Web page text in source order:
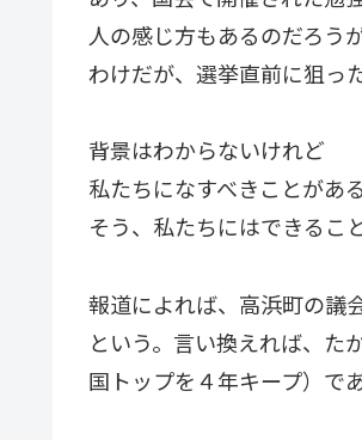
人の感じ方もあるのだろう
わけだが、選挙直前に狙っ
背景はわからないけれど
私たちになすべきことがあ
そう、私たちにはできるこ
報道によれば、高浜町の議
という。言い換えれば、た
国トップを４年キープ）であ